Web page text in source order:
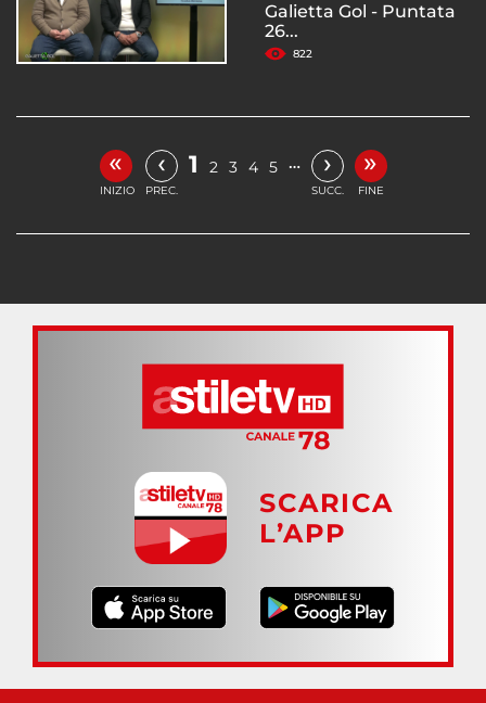
Galietta Gol - Puntata
26...
822
«
INIZIO
‹
PREC.
1 2 3 4 5 … ›
SUCC.
»
FINE
SCARICA
L’APP